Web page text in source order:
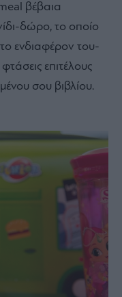
βέβαια
δώρο, το οποίο
ενδιαφέρον του-
επιτέλους
σου βιβλίου.